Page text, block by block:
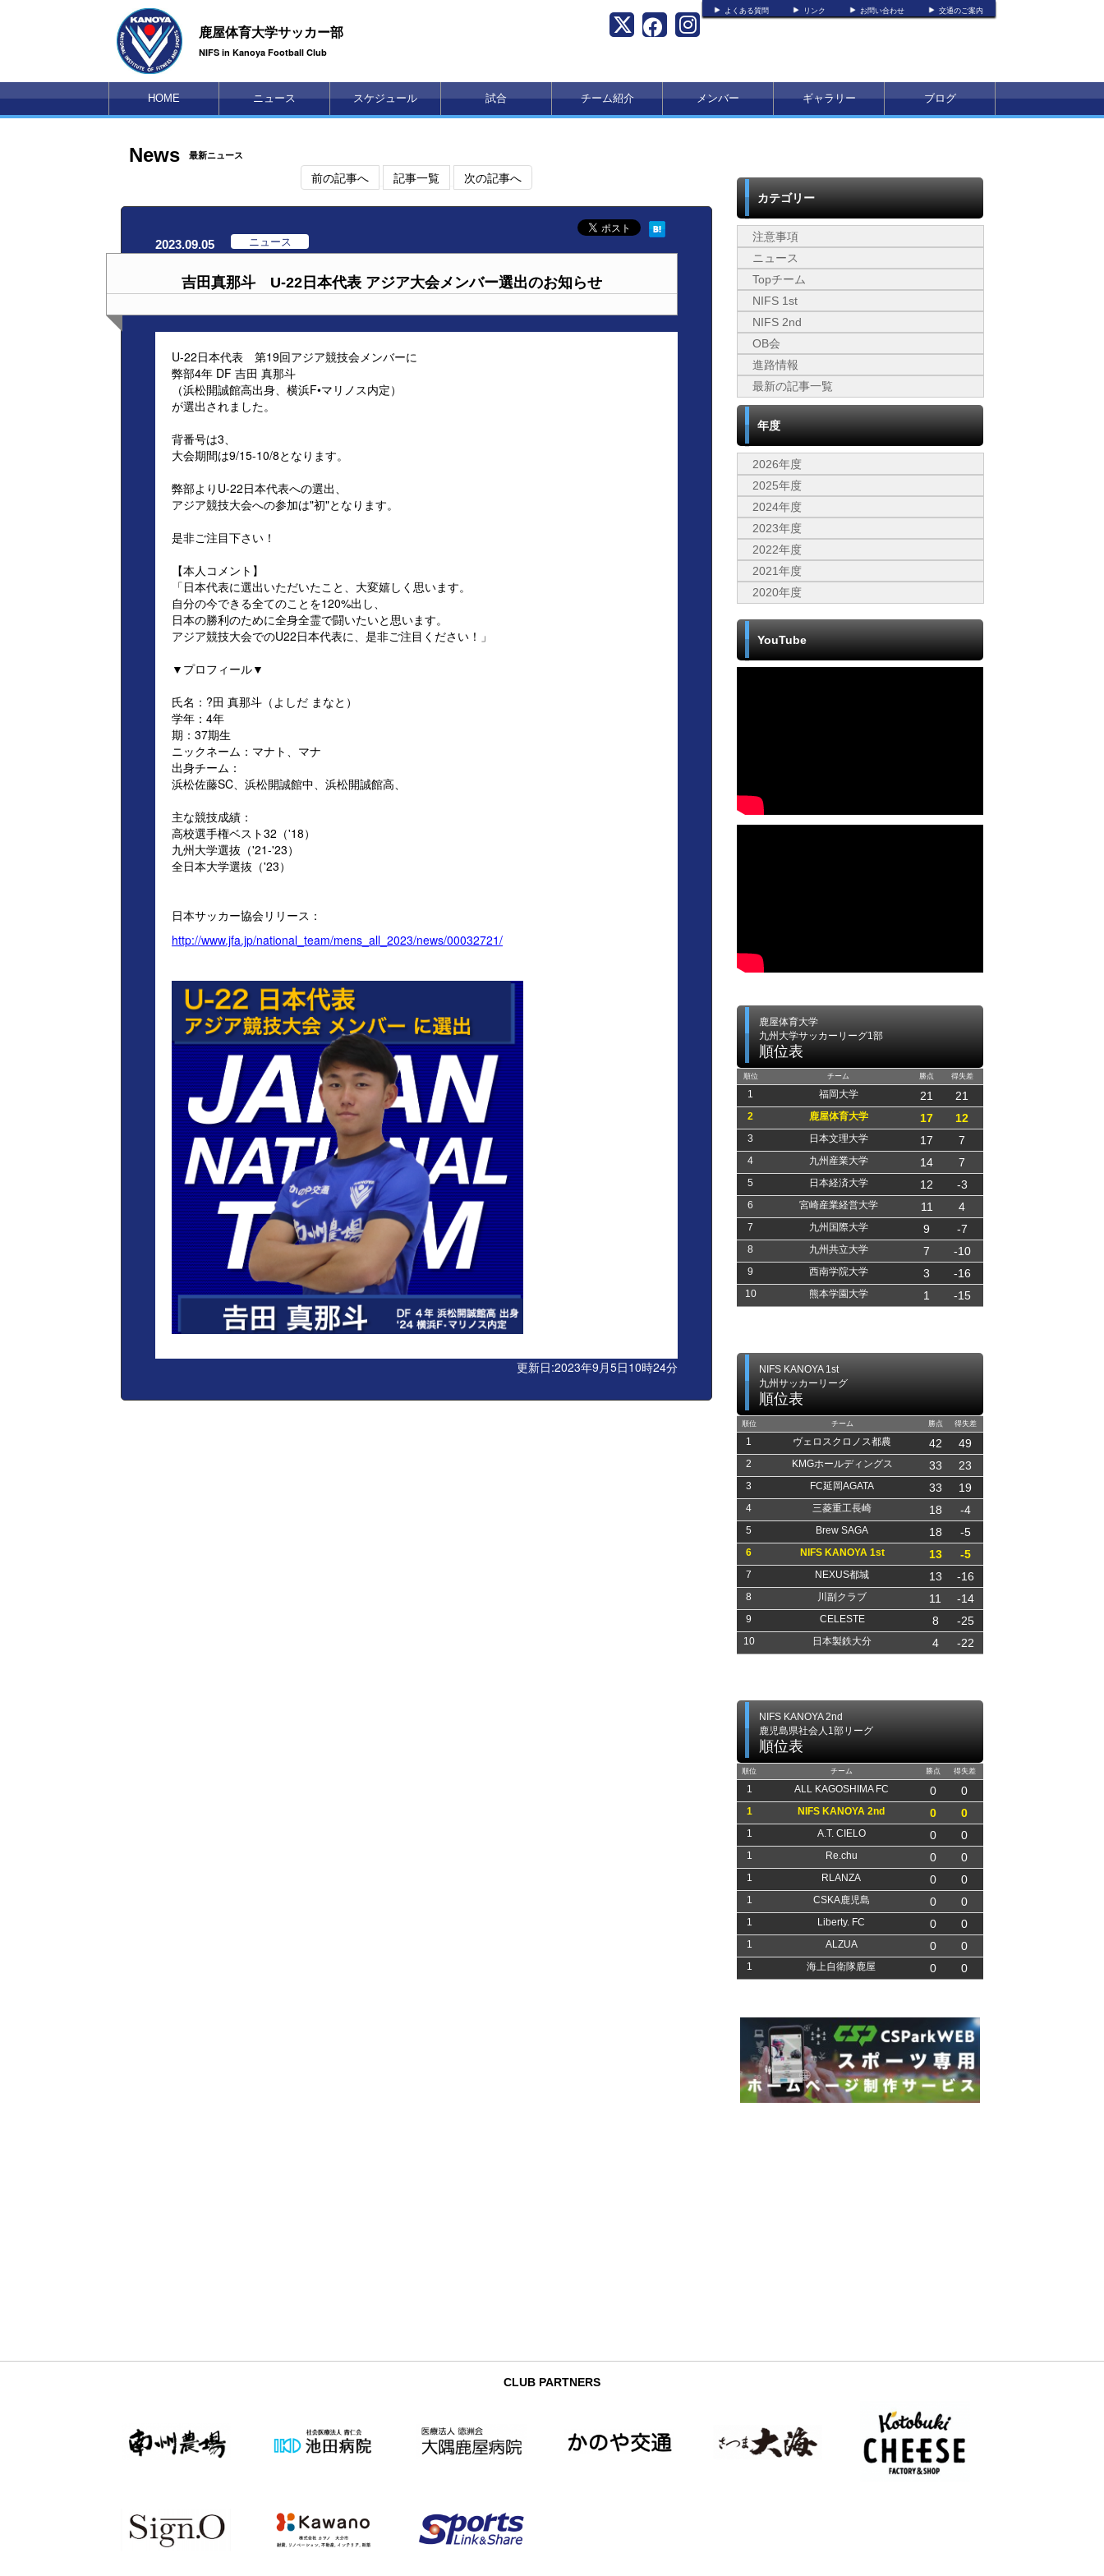
よくある質問 リンク お問い合わせ 交通のご案内
鹿屋体育大学サッカー部
NIFS in Kanoya Football Club
HOME ニュース スケジュール 試合 チーム紹介 メンバー ギャラリー ブログ
News 最新ニュース
前の記事へ 記事一覧 次の記事へ
2023.09.05 ニュース
吉田真那斗 U-22日本代表 アジア大会メンバー選出のお知らせ
U-22日本代表 第19回アジア競技会メンバーに
弊部4年 DF 吉田 真那斗
（浜松開誠館高出身、横浜F•マリノス内定）
が選出されました。
背番号は3、
大会期間は9/15-10/8となります。
弊部よりU-22日本代表への選出、
アジア競技大会への参加は"初"となります。
是非ご注目下さい！
【本人コメント】
「日本代表に選出いただいたこと、大変嬉しく思います。
自分の今できる全てのことを120%出し、
日本の勝利のために全身全霊で闘いたいと思います。
アジア競技大会でのU22日本代表に、是非ご注目ください！」
▼プロフィール▼
氏名：?田 真那斗（よしだ まなと）
学年：4年
期：37期生
ニックネーム：マナト、マナ
出身チーム：
浜松佐藤SC、浜松開誠館中、浜松開誠館高、
主な競技成績：
高校選手権ベスト32（'18）
九州大学選抜（'21-'23）
全日本大学選抜（'23）
日本サッカー協会リリース：
http://www.jfa.jp/national_team/mens_all_2023/news/00032721/
更新日:2023年9月5日10時24分
カテゴリー
注意事項
ニュース
Topチーム
NIFS 1st
NIFS 2nd
OB会
進路情報
最新の記事一覧
年度
2026年度
2025年度
2024年度
2023年度
2022年度
2021年度
2020年度
YouTube
鹿屋体育大学
九州大学サッカーリーグ1部
順位表
順位 チーム 勝点 得失差
1 福岡大学 21 21
2 鹿屋体育大学 17 12
3 日本文理大学 17 7
4 九州産業大学 14 7
5 日本経済大学 12 -3
6 宮崎産業経営大学 11 4
7 九州国際大学 9 -7
8 九州共立大学 7 -10
9 西南学院大学 3 -16
10 熊本学園大学 1 -15
NIFS KANOYA 1st
九州サッカーリーグ
順位表
順位 チーム 勝点 得失差
1 ヴェロスクロノス都農 42 49
2 KMGホールディングス 33 23
3 FC延岡AGATA 33 19
4 三菱重工長崎 18 -4
5 Brew SAGA 18 -5
6 NIFS KANOYA 1st 13 -5
7 NEXUS都城 13 -16
8 川副クラブ 11 -14
9 CELESTE 8 -25
10 日本製鉄大分 4 -22
NIFS KANOYA 2nd
鹿児島県社会人1部リーグ
順位表
順位 チーム 勝点 得失差
1 ALL KAGOSHIMA FC 0 0
1 NIFS KANOYA 2nd 0 0
1 A.T. CIELO 0 0
1 Re.chu 0 0
1 RLANZA 0 0
1 CSKA鹿児島 0 0
1 Liberty. FC 0 0
1 ALZUA 0 0
1 海上自衛隊鹿屋 0 0
CLUB PARTNERS